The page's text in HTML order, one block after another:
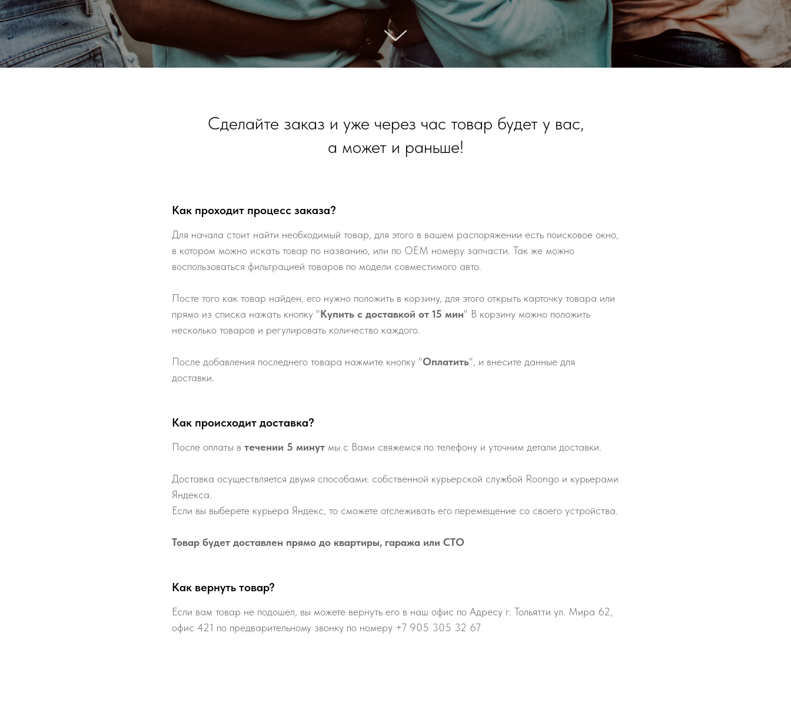
Сделайте заказ и уже через час товар будет у вас,
а может и раньше!
Как проходит процесс заказа?
Для начала стоит найти необходимый товар, для этого в вашем распоряжении есть поисковое окно,
в котором можно искать товар по названию, или по ОЕМ номеру запчасти. Так же можно
воспользоваться фильтрацией товаров по модели совместимого авто.
Посте того как товар найден, его нужно положить в корзину, для этого открыть карточку товара или
прямо из списка нажать кнопку "Купить с доставкой от 15 мин" В корзину можно положить
несколько товаров и регулировать количество каждого.
После добавления последнего товара нажмите кнопку "Оплатить", и внесите данные для
доставки.
Как происходит доставка?
После оплаты в течении 5 минут мы с Вами свяжемся по телефону и уточним детали доставки.
Доставка осуществляется двумя способами: собственной курьерской службой Roongo и курьерами
Яндекса.
Если вы выберете курьера Яндекс, то сможете отслеживать его перемещение со своего устройства.
Товар будет доставлен прямо до квартиры, гаража или СТО
Как вернуть товар?
Если вам товар не подошел, вы можете вернуть его в наш офис по Адресу г. Тольятти ул. Мира 62,
офис 421 по предварительному звонку по номеру +7 905 305 32 67